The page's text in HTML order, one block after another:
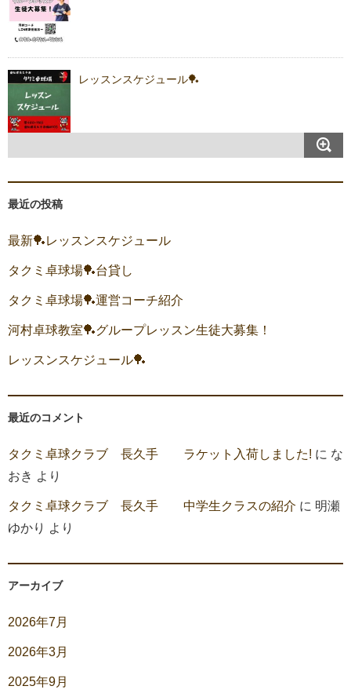
レッスンスケジュール🏓
最近の投稿
最新🏓レッスンスケジュール
タクミ卓球場🏓台貸し
タクミ卓球場🏓運営コーチ紹介
河村卓球教室🏓グループレッスン生徒大募集！
レッスンスケジュール🏓
最近のコメント
タクミ卓球クラブ 長久手 ラケット入荷しました! に な
おき より
タクミ卓球クラブ 長久手 中学生クラスの紹介 に 明瀬
ゆかり より
アーカイブ
2026年7月
2026年3月
2025年9月